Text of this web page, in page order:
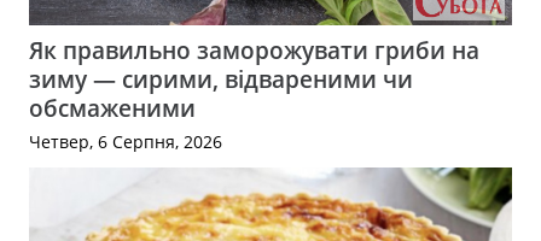
Як правильно заморожувати гриби на
зиму — сирими, відвареними чи
обсмаженими
Четвер, 6 Серпня, 2026